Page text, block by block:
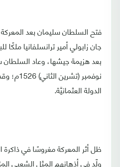
فتح السلطان سليمان بعد
جان زابولي أمير ترانسلفانيا ملكًا
بعد هزيمة جيشها، وعاد
نوفمبر
الدولة العثمانيَّة.
ظل أثر المعركة مغروسًا في ذاكرة
ولّد في أذهانهم المثل الشعبي